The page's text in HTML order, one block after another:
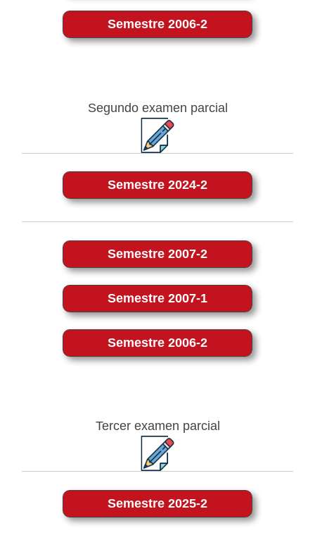
Semestre 2006-2
Segundo examen parcial
Semestre 2024-2
Semestre 2007-2
Semestre 2007-1
Semestre 2006-2
Tercer examen parcial
Semestre 2025-2